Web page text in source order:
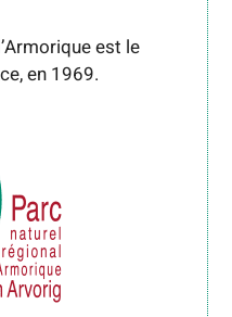
est le
en 1969.